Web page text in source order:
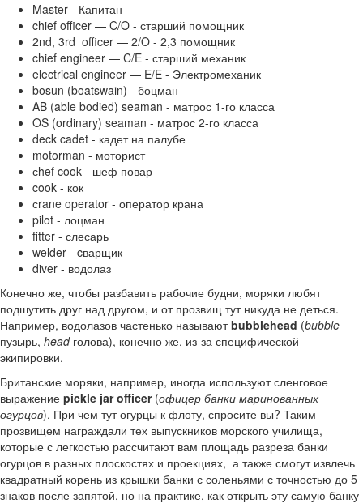
Master - Капитан
chief officer — C/O - старший помощник
2nd, 3rd officer — 2/O - 2,3 помощник
chief engineer — C/E - старший механик
electrical engineer — E/E - Электромеханик
bosun (boatswain) - боцман
AB (able bodied) seaman - матрос 1-го класса
OS (ordinary) seaman - матрос 2-го класса
deck cadet - кадет на палубе
motorman - моторист
сhef cook - шеф повар
cook - кок
сrane operator - оператор крана
pilot - лоцман
fitter - слесарь
welder - cварщик
diver - водолаз
Конечно же, чтобы разбавить рабочие будни, моряки любят
подшутить друг над другом, и от прозвищ тут никуда не деться.
Например, водолазов частенько называютbubblehead (bubble
пузырь, head голова), конечно же, из-за специфической
экипировки.
Британские моряки, например, иногда используют сленговое
выражение pickle jar officer (офицер банки маринованных
огурцов). При чем тут огурцы к флоту, спросите вы? Таким
прозвищем награждали тех выпускников морского училища,
которые с легкостью рассчитают вам площадь разреза банки
огурцов в разных плоскостях и проекциях, а также смогут извлечь
квадратный корень из крышки банки с соленьями с точностью до 5
знаков после запятой, но на практике, как открыть эту самую банку